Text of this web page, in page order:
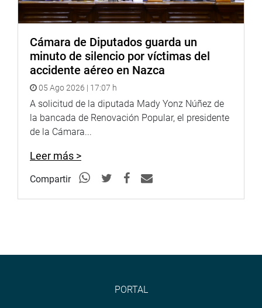
Cámara de Diputados guarda un
minuto de silencio por víctimas del
accidente aéreo en Nazca
05 Ago 2026 | 17:07 h
A solicitud de la diputada Mady Yonz Núñez de
la bancada de Renovación Popular, el presidente
de la Cámara...
Leer más >
Compartir
PORTAL